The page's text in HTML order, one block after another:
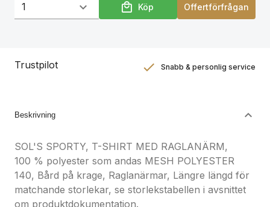
Köp Offertförfrågan
Trustpilot Snabb & personlig service
Beskrivning
SOL'S SPORTY, T-SHIRT MED RAGLANÄRM,
100 % polyester som andas MESH POLYESTER
140, Bård på krage, Raglanärmar, Längre längd för
matchande storlekar, se storlekstabellen i avsnittet
om produktdokumentation.